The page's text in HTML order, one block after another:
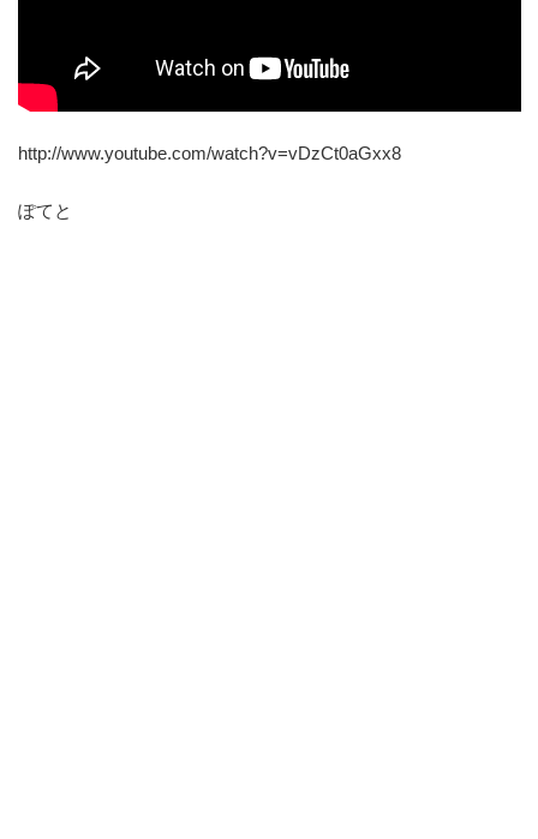
http://www.youtube.com/watch?v=vDzCt0aGxx8
ぽてと